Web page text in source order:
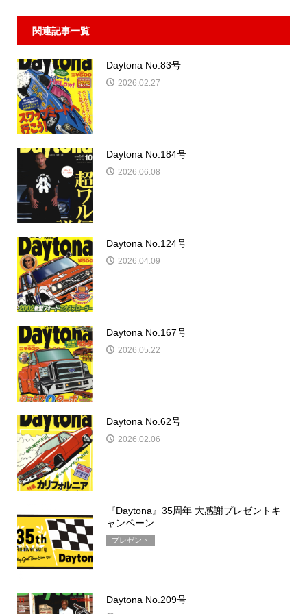
関連記事一覧
Daytona No.83号
2026.02.27
Daytona No.184号
2026.06.08
Daytona No.124号
2026.04.09
Daytona No.167号
2026.05.22
Daytona No.62号
2026.02.06
『Daytona』35周年 大感謝プレゼントキ
ャンペーン
プレゼント
Daytona No.209号